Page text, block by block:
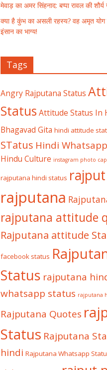
मेवाड़ का अमर सिंहनाद: बप्पा रावल की
क्या है कुंभ का असली रहस्य? वह अमृत योग
इंसान का भाग्य!
Tags
Angry Rajputana Status
Status Attitude Status In
Bhagavad Gita hindi attitude
STatus Hindi
Hindu Culture instagram photo
rajputana hindi status rajput
rajputana
rajputana attitude
Rajputana attitude
facebook status
Status rajputana
whatsapp status rajputana
Rajputana Quotes
Status Rajputana
hindi Rajputana Whatsapp